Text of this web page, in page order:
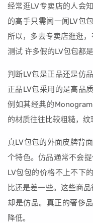
经常逛LV专卖店的人会
的高手只需闻一闻LV包
所以，多去专卖店逛逛
测试 许多假的LV包包都
判断LV包是正品还是仿
正品LV包采用的是高品
例如其经典的
的材质往往比较粗糙，纹
真LV包包的外面皮牌背
个特色。仿品通常不会
LV包包的价格不上不下
比还是差一些。这些商
却是仿品。真正的奢侈
降低。